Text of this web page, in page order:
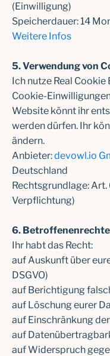
(Einwilligung)
Speicherdauer: 14
Weitere Infos
5. Verwendung von
Ich nutze Real
Cookie-
Website könnt ihr
werden dürfen. Ihr
ändern.
Anbieter:devowl.io
Deutschland
Rechtsgrundlage: Art.
Verpflichtung)
6. Betroffenenrechte
Ihr habt das Recht:
auf Auskunft über
DSGVO)
auf Berichtigung
auf Löschung eurer
auf Einschränkung
auf
auf Widerspruch